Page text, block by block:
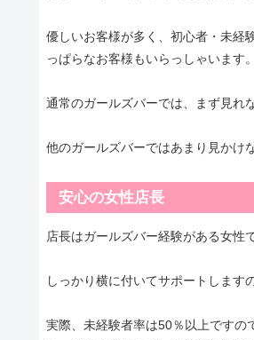
優しいお客様が多く、初心者・未経
っぱらなお客様もいらっしゃいます。
通常のガールズバーでは、まず見れ
他のガールズバーではあまり見かけ
安心の女性店長
店長はガールズバー経験がある女性で
しっかり横に付いてサポートします
実際、未経験者率は50％以上ですの